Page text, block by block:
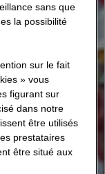
sans que
la possibilité
sur le fait
» vous
figurant sur
dans notre
être utilisés
prestataires
être situé aux